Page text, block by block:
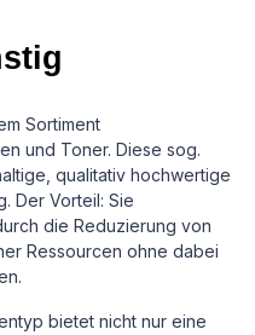
Sortiment
und Toner. Diese sog.
qualitativ hochwertige
Der Vorteil: Sie
die Reduzierung von
Ressourcen ohne dabei
bietet nicht nur eine